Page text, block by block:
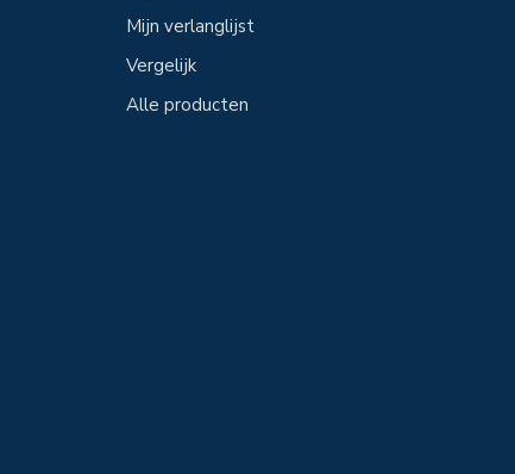
Mijn verlanglijst
Vergelijk
Alle producten